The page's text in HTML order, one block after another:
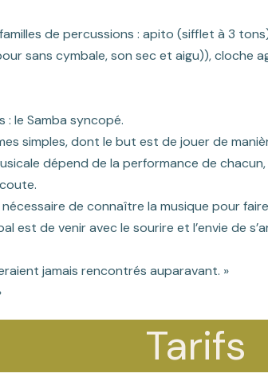
de percussions : apito (sifflet à 3
sans cymbale, son sec et aigu)), cloche
le Samba syncopé.
simples, dont le but est de jouer de
dépend de la performance de
nécessaire de connaître la musique pour
est de venir avec le sourire et l’envie de
jamais rencontrés auparavant. »
Tarifs